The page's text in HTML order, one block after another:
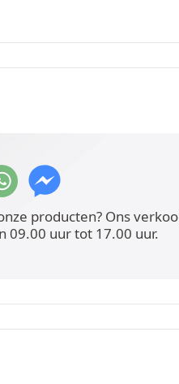
producten? Ons
09.00 uur tot 17.00 uur.